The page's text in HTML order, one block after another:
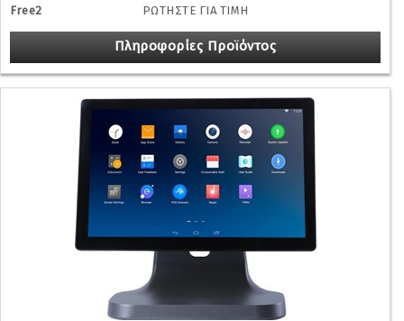
Free2
ΡΩΤΗΣΤΕ ΓΙΑ ΤΙΜΗ
Πληροφορίες Προϊόντος